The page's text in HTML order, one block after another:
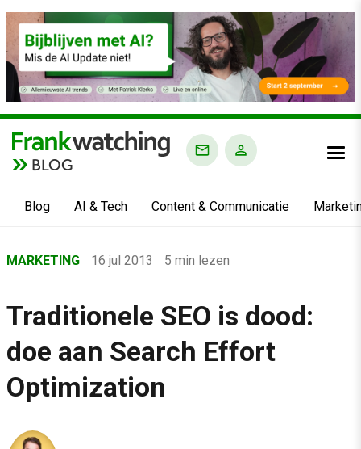
BLOG
Blog AI & Tech Content & Communicatie
›
Marketing
›
Traditionele SEO is dood: doe aan Search Effort Optimization
MARKETING 16 jul 2013 5 min lezen
Traditionele SEO is dood:
doe aan Search Effort
Optimization